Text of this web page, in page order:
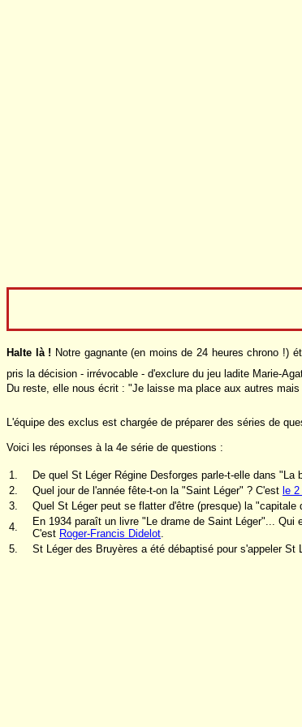
Halte là ! Notre gagnante (en moins de 24 heures chrono !)
pris la décision - irrévocable - d'exclure du jeu ladite Marie-
Du reste, elle nous écrit : "Je laisse ma place aux autres
L'équipe des exclus est chargée de préparer des séries de
Voici les réponses à la 4e série de questions :
1. De quel St Léger Régine Desforges parle-t-elle dans "La
2.
Quel jour de l'année fête-t-on la "Saint Léger" ? C'est le
3.
Quel St Léger peut se flatter d'être (presque) la
4.
En 1934 paraît un livre "Le drame de Saint Léger"... Qui
C'est Roger-Francis Didelot.
5.
St Léger des Bruyères a été débaptisé pour s'appeler St